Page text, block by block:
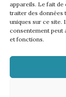
appareils. Le fait
traiter des données
uniques sur ce site.
consentement peut
et fonctions.
UNE
Lire l'article